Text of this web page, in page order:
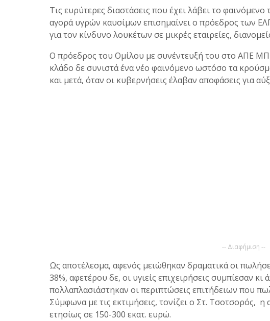
Τις ευρύτερες διαστάσεις που έχει λάβει το
αγορά υγρών καυσίμων επισημαίνει ο πρόεδρος των
για τον κίνδυνο λουκέτων σε μικρές εταιρείες,
Ο πρόεδρος του Ομίλου με συνέντευξή του στο ΑΠΕ
κλάδο δε συνιστά ένα νέο φαινόμενο ωστόσο τα
και μετά, όταν οι κυβερνήσεις έλαβαν αποφάσεις για
-- Διαφήμιση --
Ως αποτέλεσμα, αφενός μειώθηκαν δραματικά οι
38%, αφετέρου δε, οι υγιείς επιχειρήσεις συμπίεσαν
πολλαπλασιάστηκαν οι περιπτώσεις επιτήδειων που
Σύμφωνα με τις εκτιμήσεις, τονίζει ο Στ. Τσοτσορός, η
ετησίως σε 150-300 εκατ. ευρώ.